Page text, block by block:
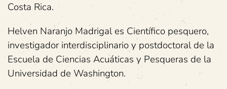
Costa Rica.
Helven Naranjo Madrigal es Científico pesquero,
investigador interdisciplinario y postdoctoral de la
Escuela de Ciencias Acuáticas y Pesqueras de la
Universidad de Washington.